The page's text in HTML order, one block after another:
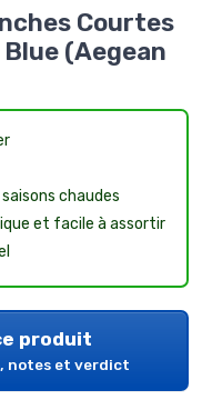
Courtes
(Aegean
chaudes
et facile à assortir
produit
notes et verdict